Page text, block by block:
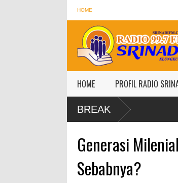
HOME
HOME PROFIL RADIO
BREAK
Generasi
Sebabnya?